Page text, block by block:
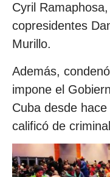
Cyril
copresidentes
Murillo.
Además,
impone el
Cuba desde
calificó de